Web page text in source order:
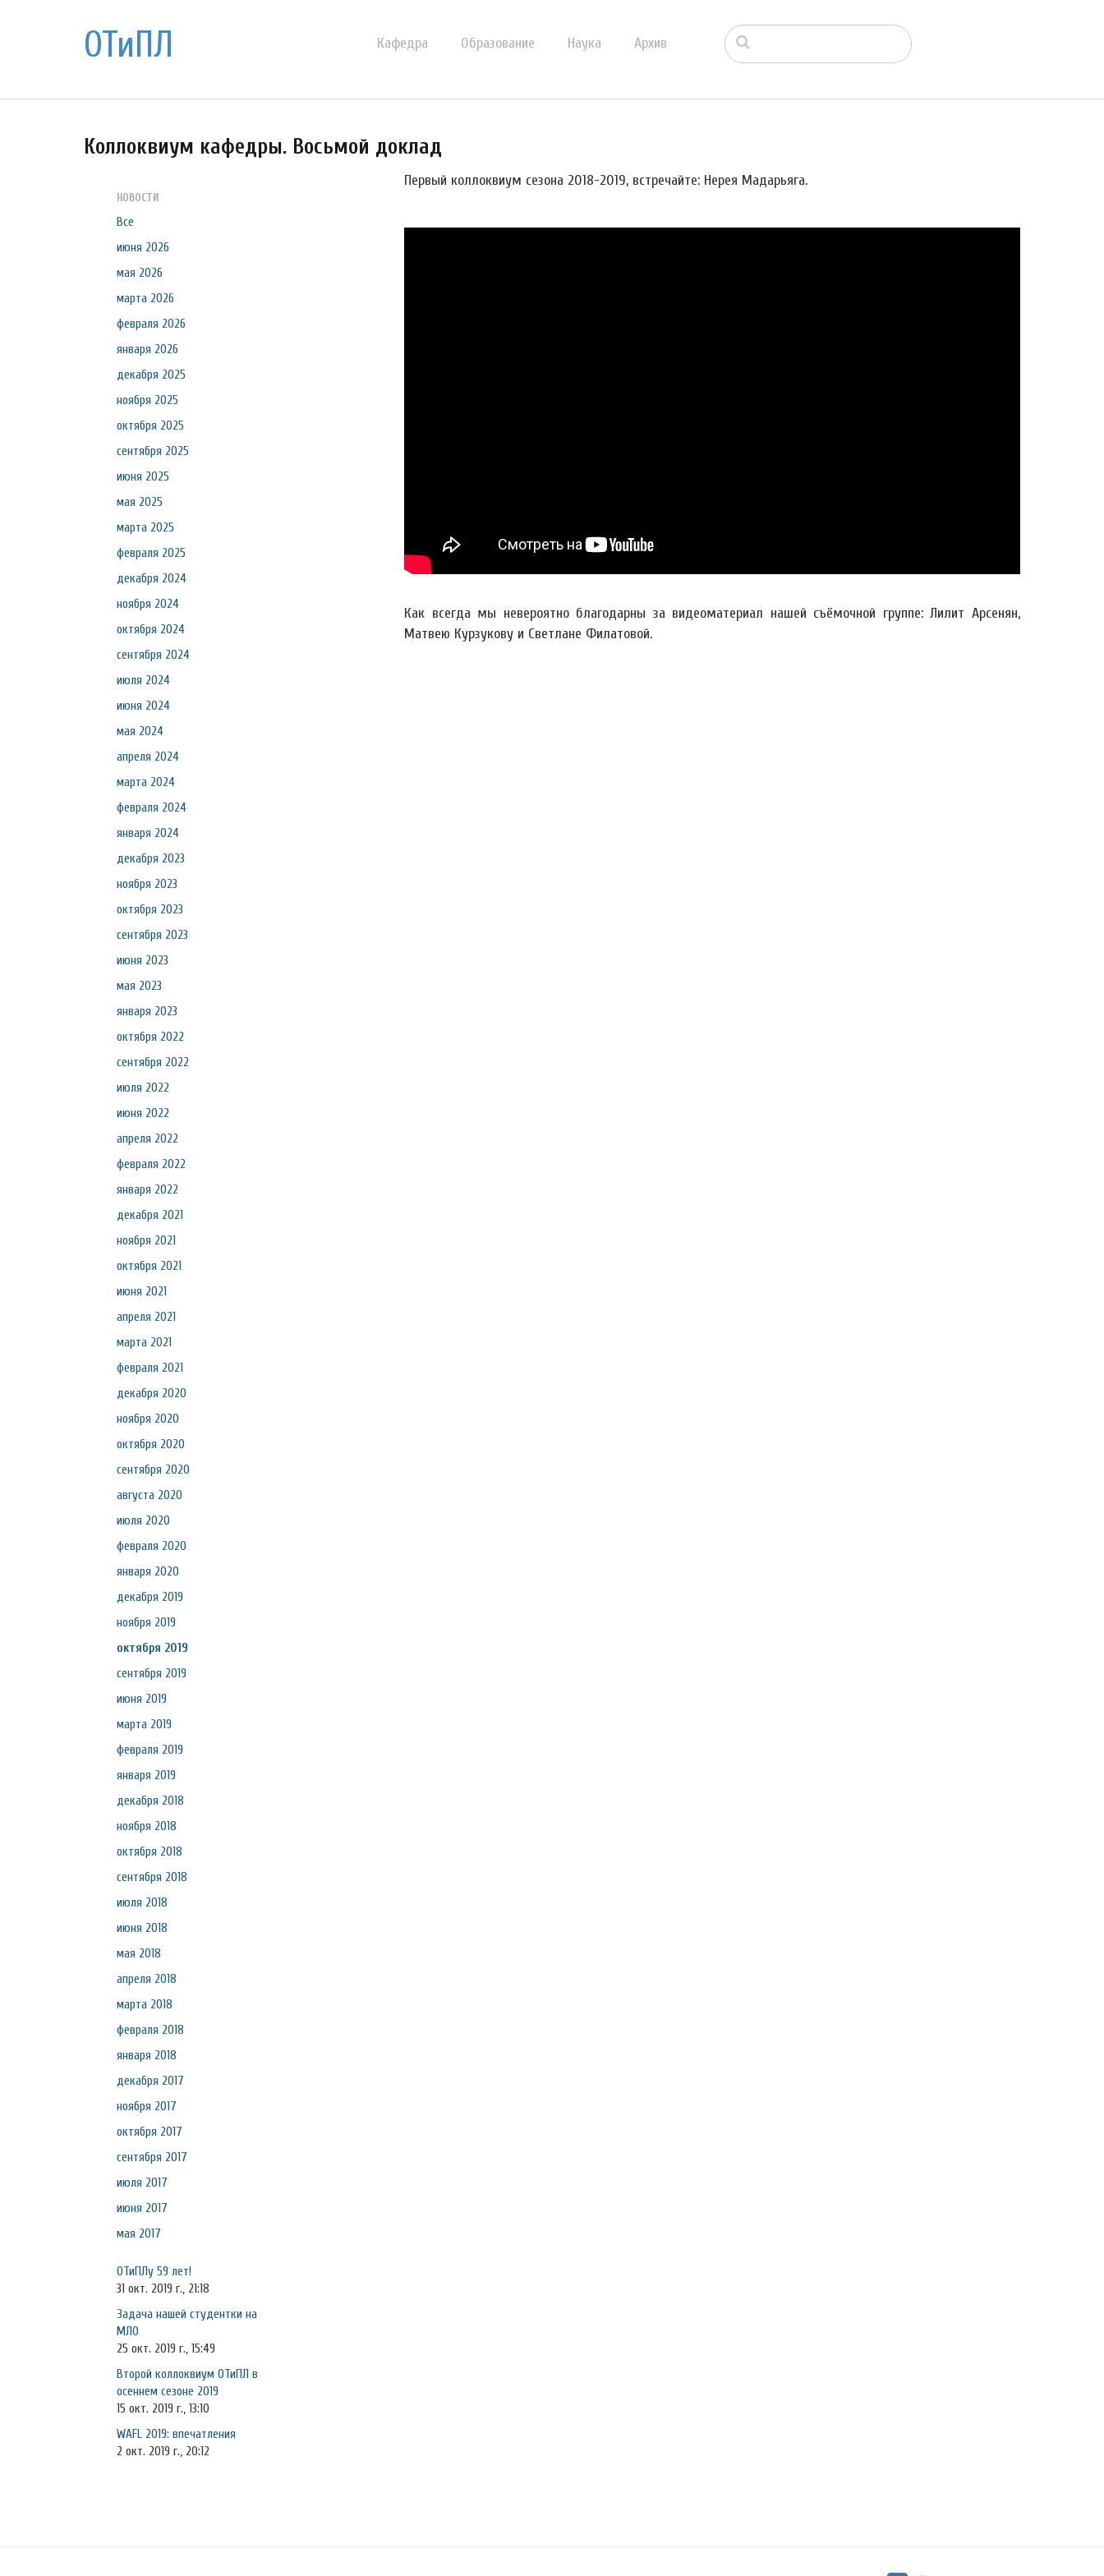
ОТиПЛ Кафедра Образование Наука Архив
Коллоквиум кафедры. Восьмой доклад
НОВОСТИ
Все
июня 2026
мая 2026
марта 2026
февраля 2026
января 2026
декабря 2025
ноября 2025
октября 2025
сентября 2025
июня 2025
мая 2025
марта 2025
февраля 2025
декабря 2024
ноября 2024
октября 2024
сентября 2024
июля 2024
июня 2024
мая 2024
апреля 2024
марта 2024
февраля 2024
января 2024
декабря 2023
ноября 2023
октября 2023
сентября 2023
июня 2023
мая 2023
января 2023
октября 2022
сентября 2022
июля 2022
июня 2022
апреля 2022
февраля 2022
января 2022
декабря 2021
ноября 2021
октября 2021
июня 2021
апреля 2021
марта 2021
февраля 2021
декабря 2020
ноября 2020
октября 2020
сентября 2020
августа 2020
июля 2020
февраля 2020
января 2020
декабря 2019
ноября 2019
октября 2019
сентября 2019
июня 2019
марта 2019
февраля 2019
января 2019
декабря 2018
ноября 2018
октября 2018
сентября 2018
июля 2018
июня 2018
мая 2018
апреля 2018
марта 2018
февраля 2018
января 2018
декабря 2017
ноября 2017
октября 2017
сентября 2017
июля 2017
июня 2017
мая 2017
ОТиПЛу 59 лет!
31 окт. 2019 г., 21:18
Задача нашей студентки на
МЛО
25 окт. 2019 г., 15:49
Второй коллоквиум ОТиПЛ в
осеннем сезоне 2019
15 окт. 2019 г., 13:10
WAFL 2019: впечатления
2 окт. 2019 г., 20:12
Первый коллоквиум сезона 2018-2019, встречайте: Нерея Мадарьяга.
Как всегда мы невероятно благодарны за видеоматериал нашей съёмочной группе: Лилит Арсенян,
Матвею Курзукову и Светлане Филатовой.